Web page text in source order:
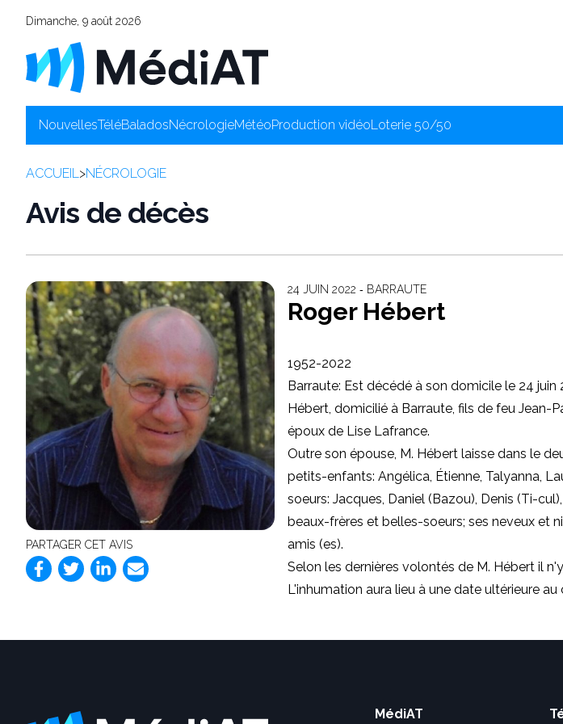
Dimanche, 9 août 2026
NouvellesTéléBaladosNécrologieMétéoProduction vidéoLoterie 50/50
ACCUEIL>NÉCROLOGIE
Avis de décès
PARTAGER CET AVIS
24 JUIN 2022 ‐ BARRAUTE
Roger Hébert
1952-2022
Barraute: Est décédé à son domicile le 24 juin
Hébert, domicilié à Barraute, fils de feu Jean-
époux de Lise Lafrance.
Outre son épouse, M. Hébert laisse dans le
petits-enfants: Angélica, Étienne, Talyanna,
soeurs: Jacques, Daniel (Bazou), Denis (Ti-
beaux-frères et belles-soeurs; ses neveux et
amis (es).
Selon les dernières volontés de M. Hébert il
L'inhumation aura lieu à une date ultérieure
MédiAT